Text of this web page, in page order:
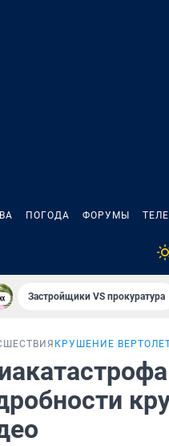
ПОГОДА ФОРУМЫ
Застройщики VS прокуратура
КРУШЕНИЕ